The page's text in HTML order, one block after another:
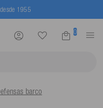
1955
0
barco